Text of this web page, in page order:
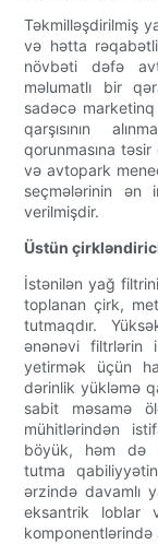
Təkmilləşdirilmiş
və hətta
növbəti dəfə
məlumatlı bir
sadəcə marketinq
qarşısının
qorunmasına
və avtopark
seçmələrinin ən
verilmişdir.
Üstün
İstənilən yağ
toplanan çirk,
tutmaqdır.
ənənəvi filtrlərin
yetirmək üçün
dərinlik yükləmə
sabit məsamə
mühitlərindən
böyük, həm də
tutma
ərzində davamlı
eksantrik loblar
komponentlərində